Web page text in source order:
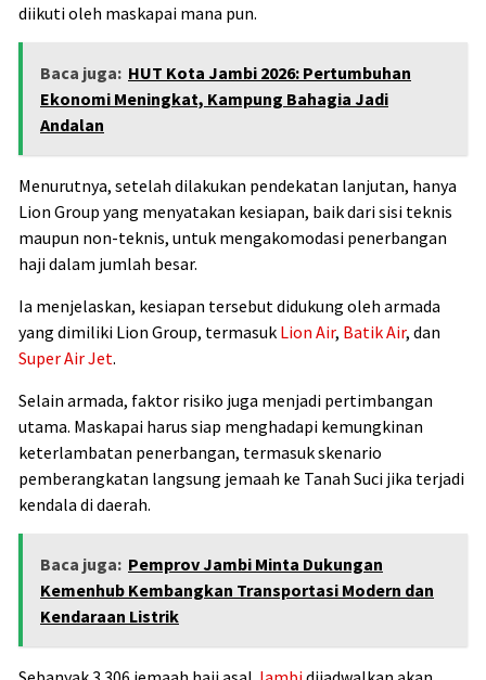
diikuti oleh maskapai mana pun.
Baca juga: HUT Kota Jambi 2026: Pertumbuhan
Ekonomi Meningkat, Kampung Bahagia Jadi
Andalan
Menurutnya, setelah dilakukan pendekatan lanjutan, hanya
Lion Group yang menyatakan kesiapan, baik dari sisi teknis
maupun non-teknis, untuk mengakomodasi penerbangan
haji dalam jumlah besar.
Ia menjelaskan, kesiapan tersebut didukung oleh armada
yang dimiliki Lion Group, termasuk Lion Air, Batik Air, dan
Super Air Jet.
Selain armada, faktor risiko juga menjadi pertimbangan
utama. Maskapai harus siap menghadapi kemungkinan
keterlambatan penerbangan, termasuk skenario
pemberangkatan langsung jemaah ke Tanah Suci jika terjadi
kendala di daerah.
Baca juga: Pemprov Jambi Minta Dukungan
Kemenhub Kembangkan Transportasi Modern dan
Kendaraan Listrik